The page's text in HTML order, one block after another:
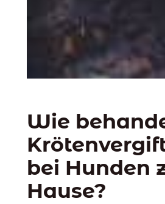
Wie
bei Hunden
Hause?